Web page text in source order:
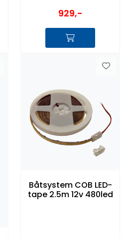
929,-
Båtsystem COB LED-
tape 2.5m 12v 480led